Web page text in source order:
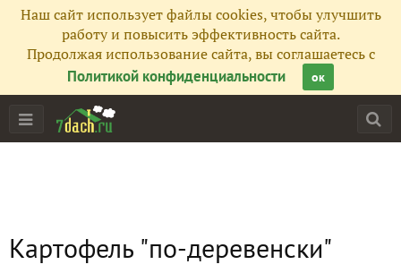
Наш сайт использует файлы cookies, чтобы улучшить
работу и повысить эффективность сайта.
Продолжая использование сайта, вы соглашаетесь с
Политикой конфиденциальности
ок
Картофель "по-деревенски"